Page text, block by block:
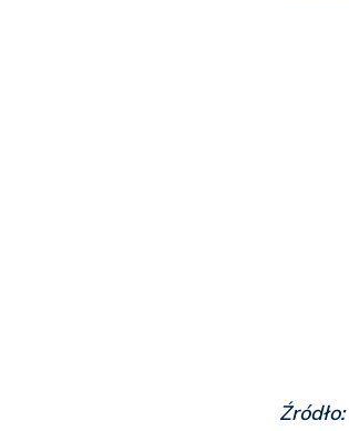
Źródło: